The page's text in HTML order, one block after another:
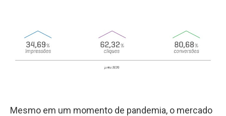
Mesmo em um momento de pandemia, o mercado